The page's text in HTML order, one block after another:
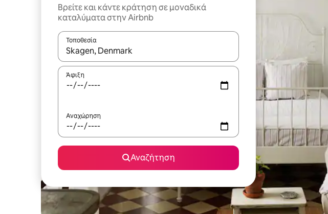
Βρείτε και κάντε κράτηση σε μοναδικά
καταλύματα στην Airbnb
Τοποθεσία
Όταν τα αποτελέσματα είναι διαθέσιμα, μπορείτε να πλοηγηθείτε στη
Άφιξη
Αναχώρηση
Αναζήτηση